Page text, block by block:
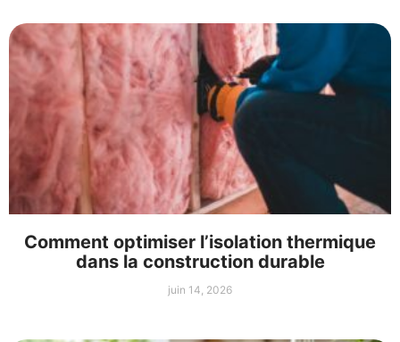
Comment optimiser l’isolation thermique
dans la construction durable
juin 14, 2026